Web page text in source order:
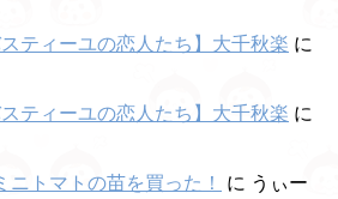
ティーユの恋人たち】大千秋楽 に
ティーユの恋人たち】大千秋楽 に
トマトの苗を買った！
に うぃー